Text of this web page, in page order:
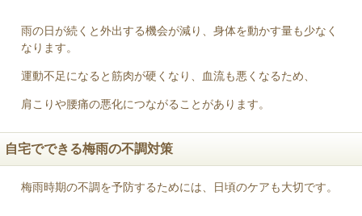
雨の日が続くと外出する機会が減り、身体を動かす量も少なく
なります。
運動不足になると筋肉が硬くなり、血流も悪くなるため、
肩こりや腰痛の悪化につながることがあります。
自宅でできる梅雨の不調対策
梅雨時期の不調を予防するためには、日頃のケアも大切です。